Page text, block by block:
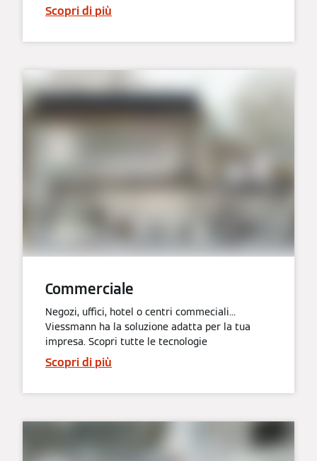
Scopri di più
Commerciale
Negozi, uffici, hotel o centri commeciali...
Viessmann ha la soluzione adatta per la tua
impresa. Scopri tutte le tecnologie
Scopri di più